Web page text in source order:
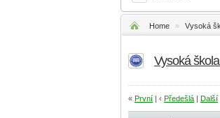
Home » Vysoká
Vysoká
« První | ‹ Předešlá | Další